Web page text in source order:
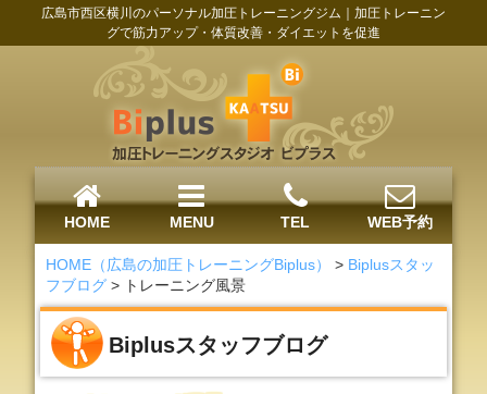
広島市西区横川のパーソナル加圧トレーニングジム｜加圧トレーニン
グで筋力アップ・体質改善・ダイエットを促進
HOME MENU TEL WEB予約
HOME（広島の加圧トレーニングBiplus） > Biplusスタッ
フブログ > トレーニング風景
Biplusスタッフブログ